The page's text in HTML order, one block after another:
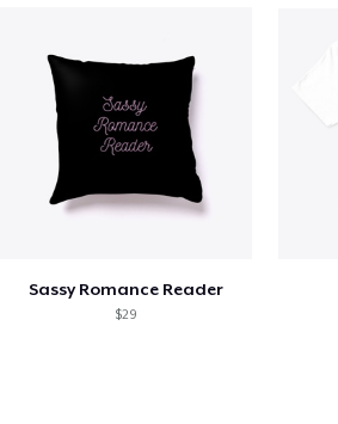
Sassy Romance Reader
$29